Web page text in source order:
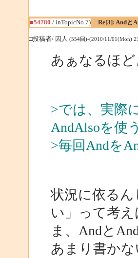
■54780 / inTopicNo.7) Re[3]: Andと
□投稿者/ 囚人 (554回)-(2010/11/01(Mon)
あぁなるほ
>では、実際
AndAlsoを使
>毎回Andを
状況に依る
い」って考
ま、Andと
あまり書か